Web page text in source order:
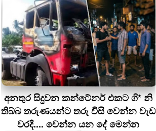
අනතුර සිදුවන කන්ටේනර් එකට ගි* නි
තිබ්බ තරුණයන්ට තරු විසි වෙන්න වැඩ
වරදී.... වෙන්න යන දේ මෙන්න